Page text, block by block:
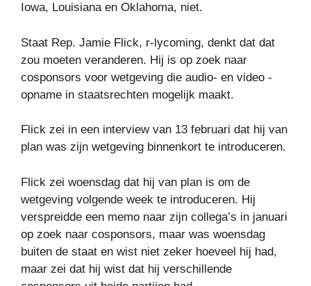
Iowa, Louisiana en Oklahoma, niet.
Staat Rep. Jamie Flick, r-lycoming, denkt dat dat
zou moeten veranderen. Hij is op zoek naar
cosponsors voor wetgeving die audio- en video -
opname in staatsrechten mogelijk maakt.
Flick zei in een interview van 13 februari dat hij van
plan was zijn wetgeving binnenkort te introduceren.
Flick zei woensdag dat hij van plan is om de
wetgeving volgende week te introduceren. Hij
verspreidde een memo naar zijn collega’s in januari
op zoek naar cosponsors, maar was woensdag
buiten de staat en wist niet zeker hoeveel hij had,
maar zei dat hij wist dat hij verschillende